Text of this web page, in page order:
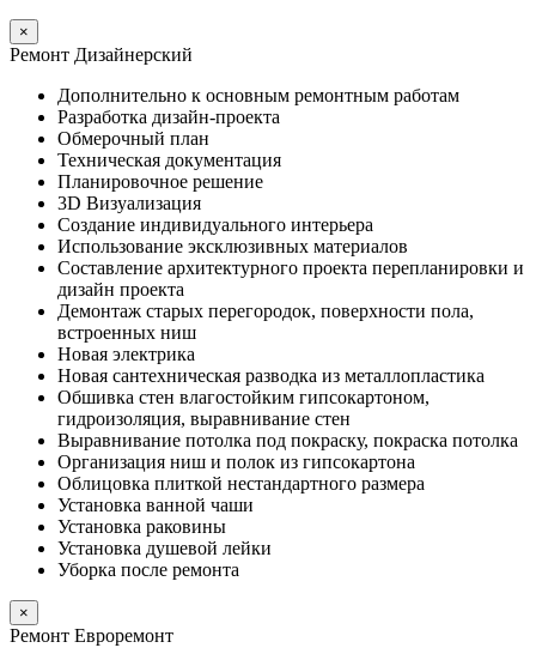
×
Ремонт Дизайнерский
Дополнительно к основным ремонтным работам
Разработка дизайн-проекта
Обмерочный план
Техническая документация
Планировочное решение
3D Визуализация
Создание индивидуального интерьера
Использование эксклюзивных материалов
Составление архитектурного проекта перепланировки и
дизайн проекта
Демонтаж старых перегородок, поверхности пола,
встроенных ниш
Новая электрика
Новая сантехническая разводка из металлопластика
Обшивка стен влагостойким гипсокартоном,
гидроизоляция, выравнивание стен
Выравнивание потолка под покраску, покраска потолка
Организация ниш и полок из гипсокартона
Облицовка плиткой нестандартного размера
Установка ванной чаши
Установка раковины
Установка душевой лейки
Уборка после ремонта
×
Ремонт Евроремонт